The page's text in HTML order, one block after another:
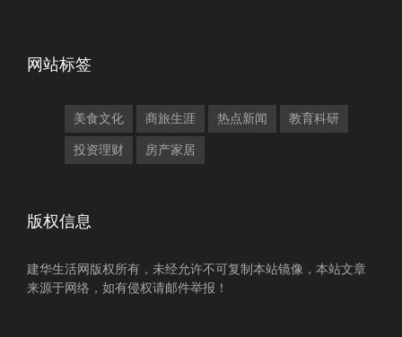
网站标签
美食文化 商旅生涯 热点新闻 教育科研
投资理财 房产家居
版权信息
建华生活网版权所有，未经允许不可复制本站镜像，本站文章
来源于网络，如有侵权请邮件举报！